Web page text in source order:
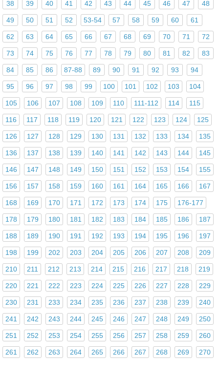
38 39 40 41 42 43 44 45 46 47 48
49 50 51 52 53-54 57 58 59 60 61
62 63 64 65 66 67 68 69 70 71 72
73 74 75 76 77 78 79 80 81 82 83
84 85 86 87-88 89 90 91 92 93 94
95 96 97 98 99 100 101 102 103 104
105 106 107 108 109 110 111-112 114 115
116 117 118 119 120 121 122 123 124 125
126 127 128 129 130 131 132 133 134 135
136 137 138 139 140 141 142 143 144 145
146 147 148 149 150 151 152 153 154 155
156 157 158 159 160 161 164 165 166 167
168 169 170 171 172 173 174 175 176-177
178 179 180 181 182 183 184 185 186 187
188 189 190 191 192 193 194 195 196 197
198 199 202 203 204 205 206 207 208 209
210 211 212 213 214 215 216 217 218 219
220 221 222 223 224 225 226 227 228 229
230 231 233 234 235 236 237 238 239 240
241 242 243 244 245 246 247 248 249 250
251 252 253 254 255 256 257 258 259 260
261 262 263 264 265 266 267 268 269 270